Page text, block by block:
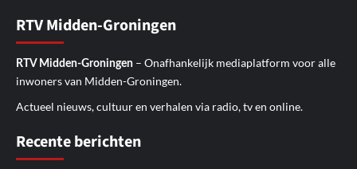
RTV Midden-Groningen
RTV Midden-Groningen – Onafhankelijk mediaplatform voor alle
inwoners van Midden-Groningen.
Actueel nieuws, cultuur en verhalen via radio, tv en online.
Recente berichten